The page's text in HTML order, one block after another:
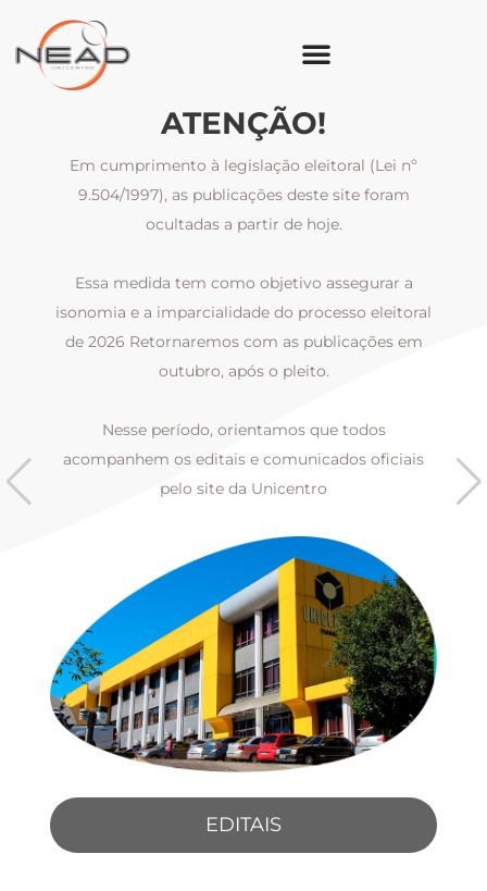
ATENÇÃO!
Em cumprimento à legislação eleitoral (Lei nº
9.504/1997), as publicações deste site foram
ocultadas a partir de hoje.
Essa medida tem como objetivo assegurar a
isonomia e a imparcialidade do processo eleitoral
de 2026 Retornaremos com as publicações em
outubro, após o pleito.
Nesse período, orientamos que todos
acompanhem os editais e comunicados oficiais
pelo site da Unicentro
EDITAIS